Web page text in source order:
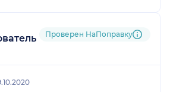
статье!
НаПоправку
Проверен НаПоправку